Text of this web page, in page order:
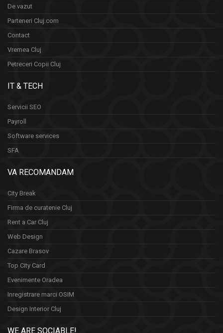
De vazut
Parteneri Cluj.com
Contact
Vremea Cluj
Petreceri Copii Cluj
IT & TECH
Servicii SEO
Payroll
Software services
SFA
VA RECOMANDAM
City Break
Firma de curatenie Cluj
Rent a Car Cluj
Web Design
Cazare Brasov
Top City Card
Evenimente Oradea
Inregistrare marci OSIM
Design Interior Cluj
WE ARE SOCIABLE!